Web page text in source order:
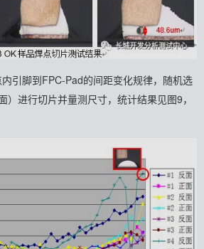
引脚到FPC-Pad的间距变化规律，随机选
）进行切片并量测尺寸，统计结果见图9，